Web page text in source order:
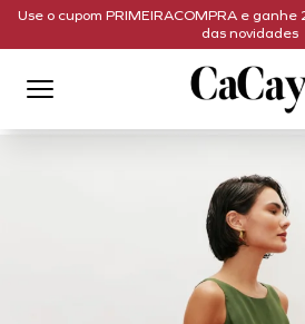
Use o cupom PRIMEIRACOMPRA e ganhe
das novidades